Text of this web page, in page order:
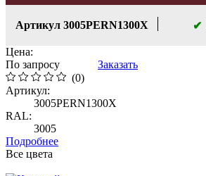
Артикул 3005PERN1300X
Цена:
По запросу
Заказать
(0)
Артикул:
3005PERN1300X
RAL:
3005
Подробнее
Все цвета